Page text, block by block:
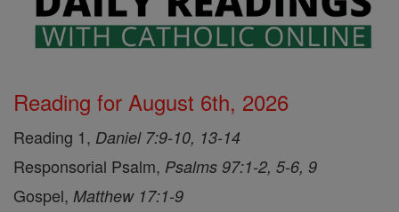
Reading for August 6th, 2026
Reading 1, Daniel 7:9-10, 13-14
Responsorial Psalm, Psalms 97:1-2, 5-6, 9
Gospel, Matthew 17:1-9